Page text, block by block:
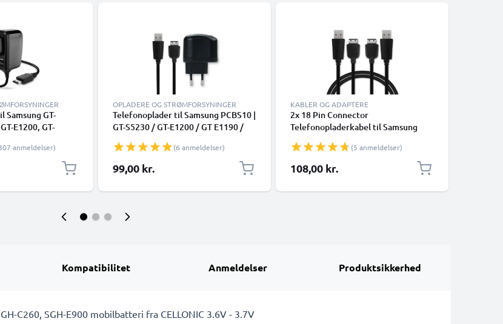
GT-
E1200, GT-
5W 1A / 1000mA
anmeldelser)
OPLADERE OG STRØMFORSYNINGER
Telefonoplader til Samsung PCBS10 |
GT-S5230 / GT-E1200 / GT E1190 /
Smartphone opladerkabel 1m 5W 1A
/ 1000mA
(6 anmeldelser)
99,00 kr.
KABLER OG ADAPTERE
2x 18 Pin Connector
Telefonopladerkabel til Samsung
E1190 / GT-E1150 / GT-E1050 / SGH-
F480 1m Hurtig opladning
Smartphone datakabel Sort
(5 anmeldelser)
108,00 kr.
Kompatibilitet Anmeldelser Produktsikkerhed
C260, SGH-E900 mobilbatteri fra CELLONIC 3.6V - 3.7V